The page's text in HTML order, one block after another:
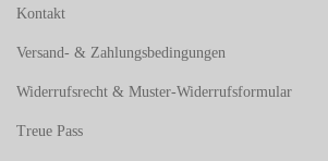
Kontakt
Versand- & Zahlungsbedingungen
Widerrufsrecht & Muster-Widerrufsformular
Treue Pass